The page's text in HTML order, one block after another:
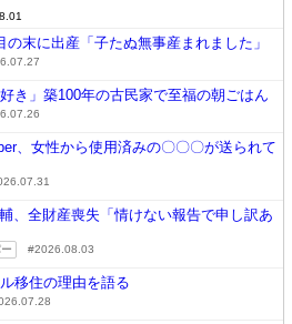
末に出産「子たぬ無事産まれました」
き」築100年の古民家で至福の朝ごはん
、女性から使用済みの〇〇〇が送られて
、全財産喪失「情けない報告で申し訳あ
2026.08.03
移住の理由を語る